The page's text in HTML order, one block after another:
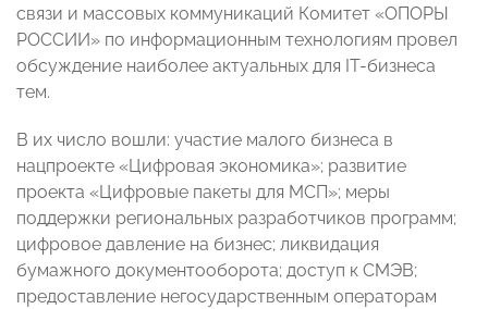
связи и массовых коммуникаций Комитет «ОПОРЫ
РОССИИ» по информационным технологиям провел
обсуждение наиболее актуальных для IT-бизнеса
тем.
В их число вошли: участие малого бизнеса в
нацпроекте «Цифровая экономика»; развитие
проекта «Цифровые пакеты для МСП»; меры
поддержки региональных разработчиков программ;
цифровое давление на бизнес; ликвидация
бумажного документооборота; доступ к СМЭВ;
предоставление негосударственным операторам